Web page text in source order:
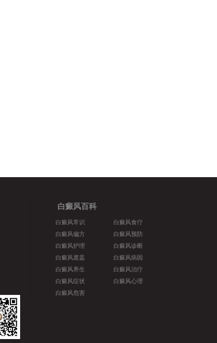
白癜风百科
白癜风常识
白癜风偏方
白癜风护理
白癜风遮盖
白癜风养生
白癜风症状
白癜风危害
白癜风食疗
白癜风预防
白癜风诊断
白癜风病因
白癜风治疗
白癜风心理